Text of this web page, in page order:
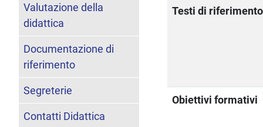
Testi di riferimento
Obiettivi formativi
Valutazione della
didattica
Documentazione di
riferimento
Segreterie
Contatti Didattica